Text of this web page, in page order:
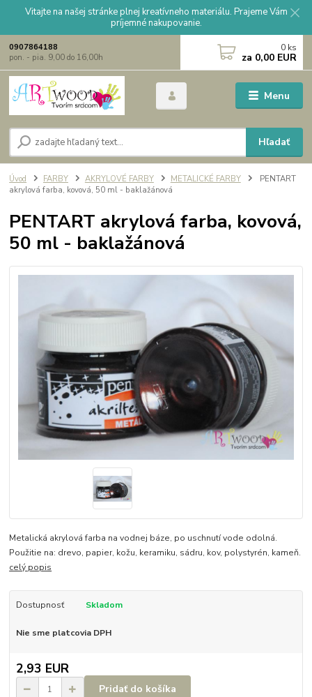
Vitajte na našej stránke plnej kreatívneho materiálu. Prajeme Vám
príjemné nakupovanie.
Menu
Hľadať
0907864188
pon. - pia. 9,00 do 16,00h
0 ks
za 0,00 EUR
Úvod FARBY AKRYLOVÉ FARBY METALICKÉ FARBY
PENTART
akrylová farba, kovová, 50 ml - baklažánová
PENTART akrylová farba, kovová,
50 ml - baklažánová
Metalická akrylová farba na vodnej báze, po uschnutí vode odolná.
Použitie na: drevo, papier, kožu, keramiku, sádru, kov, polystyrén, kameň.
celý popis
Dostupnosť Skladom
Nie sme platcovia DPH
2,93 EUR
Pridať do košíka